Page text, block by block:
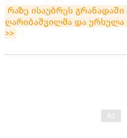
რაზე ისაუბრეს
ღარიბაშვილმა და
>>